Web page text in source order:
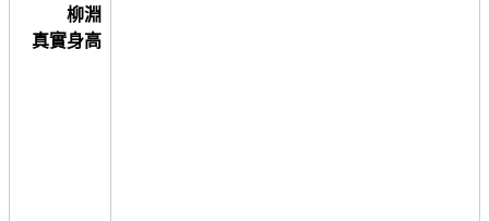
柳淵
真實身高